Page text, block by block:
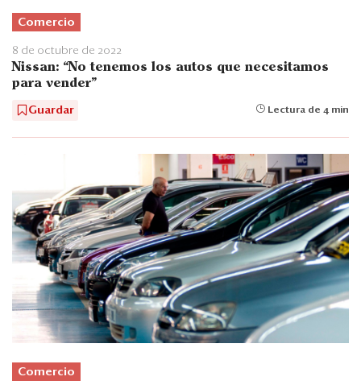
Comercio
8 de octubre de 2022
Nissan: “No tenemos los autos que necesitamos
para vender”
Guardar Lectura de 4 min
Comercio